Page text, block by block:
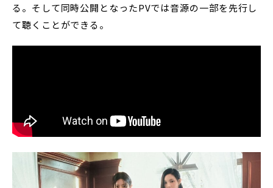
る。そして同時公開となったPVでは音源の一部を先行し
て聴くことができる。